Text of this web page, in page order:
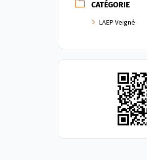
CATÉGORIE
LAEP Veigné